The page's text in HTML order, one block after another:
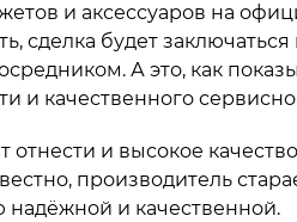
и аксессуаров на
сделка будет
А это, как
и качественного
и высокое
производитель
и качественной.